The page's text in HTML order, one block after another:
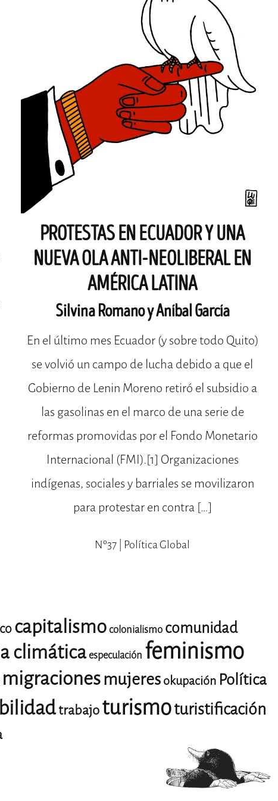
PROTESTAS EN ECUADOR Y UNA
NUEVA OLA ANTI-NEOLIBERAL EN
AMÉRICA LATINA
Silvina Romano y Aníbal García
En el último mes Ecuador (y sobre todo Quito)
se volvió un campo de lucha debido a que el
Gobierno de Lenin Moreno retiró el subsidio a
las gasolinas en el marco de una serie de
reformas promovidas por el Fondo Monetario
Internacional (FMI).[1] Organizaciones
indígenas, sociales y barriales se movilizaron
para protestar en contra […]
Nº37 | Política Global
capitalismo colonialismo comunidad
climática especulación feminismo
migracionesmujeresokupación Política
trabajoturismoturistificación